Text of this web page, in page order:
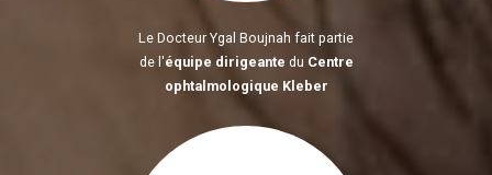
Le Docteur Ygal Boujnah fait partie
de l'équipe dirigeante du Centre
ophtalmologique Kleber